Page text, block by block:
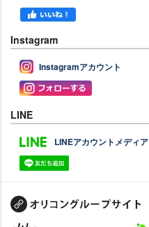
Instagram
Instagramアカウント
LINE
LINEアカウントメディア